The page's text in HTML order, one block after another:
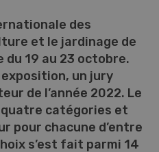
des
et le jardinage de
du 19 au 23 octobre.
un jury
de l’année 2022. Le
catégories et
pour chacune d’entre
s’est fait parmi 14